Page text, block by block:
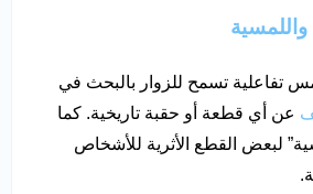
واللمسية
تسمح للزوار بالبحث في
عن أي قطعة أو حقبة تاريخية. كما
لبعض القطع الأثرية للأشخاص